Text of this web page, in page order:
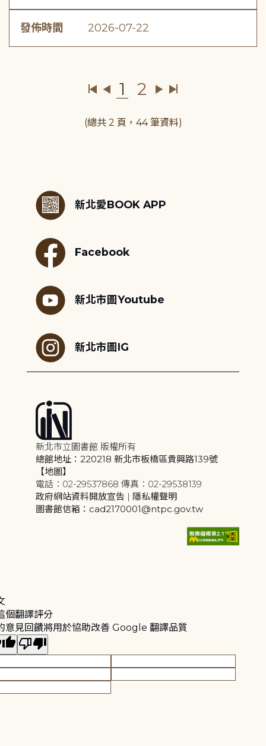
發佈時間 2026-07-22
1 2
(總共 2 頁，44 筆資料)
新北愛BOOK APP
Facebook
新北市圖Youtube
新北市圖IG
新北市立圖書館 版權所有
總館地址：220218 新北市板橋區貴興路139號
【地圖】
電話：02-29537868 傳真：02-29538139
政府網站資料開放宣告 | 隱私權聲明
圖書館信箱：cad2170001@ntpc.gov.tw
個翻譯評分
意見回饋將用於協助改善 Google 翻譯品質